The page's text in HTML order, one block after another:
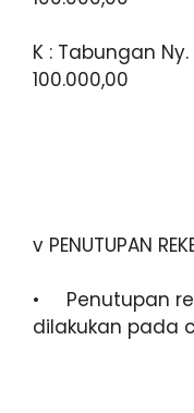
K :
100.000,00
v PENUTUPAN
• Penutupan
dilakukan pada